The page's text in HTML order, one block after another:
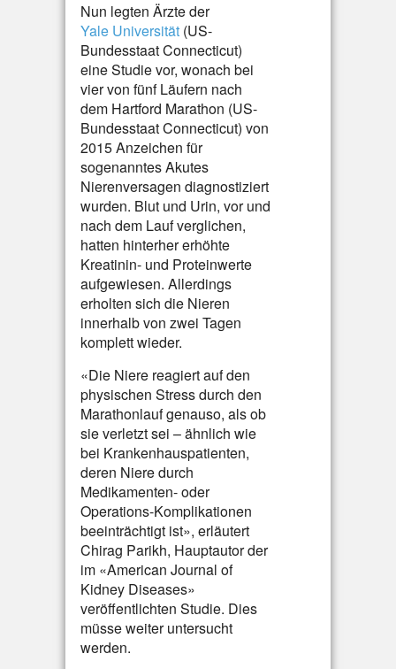
Nun legten Ärzte der
Yale Universität (US-
Bundesstaat Connecticut)
eine Studie vor, wonach bei
vier von fünf Läufern nach
dem Hartford Marathon (US-
Bundesstaat Connecticut) von
2015 Anzeichen für
sogenanntes Akutes
Nierenversagen diagnostiziert
wurden. Blut und Urin, vor und
nach dem Lauf verglichen,
hatten hinterher erhöhte
Kreatinin- und Proteinwerte
aufgewiesen. Allerdings
erholten sich die Nieren
innerhalb von zwei Tagen
komplett wieder.
«Die Niere reagiert auf den
physischen Stress durch den
Marathonlauf genauso, als ob
sie verletzt sei – ähnlich wie
bei Krankenhauspatienten,
deren Niere durch
Medikamenten- oder
Operations-Komplikationen
beeinträchtigt ist», erläutert
Chirag Parikh, Hauptautor der
im «American Journal of
Kidney Diseases»
veröffentlichten Studie. Dies
müsse weiter untersucht
werden.